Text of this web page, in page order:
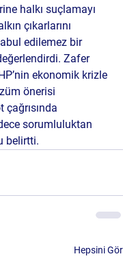
halkı suçlamayı
çıkarlarını
edilemez bir
Zafer
ekonomik krizle
önerisi
sorumluluktan
belirtti.
Hepsini Gör